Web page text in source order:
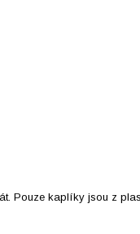
Pouze kaplíky jsou z